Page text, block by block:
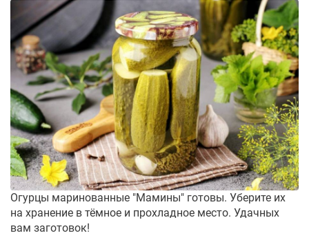
Огурцы маринованные "Мамины" готовы. Уберите их
на хранение в тёмное и прохладное место. Удачных
вам заготовок!